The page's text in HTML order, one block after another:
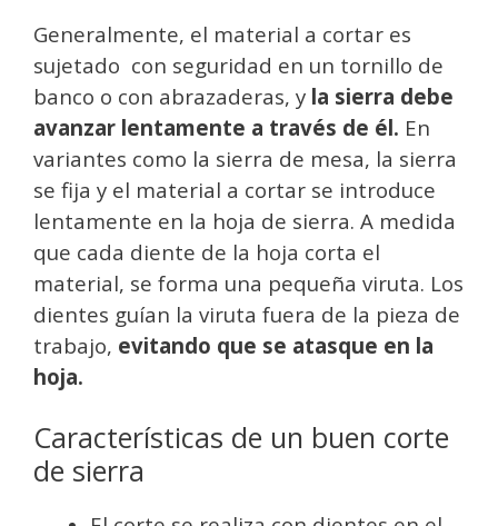
Generalmente, el material a cortar es
sujetado con seguridad en un tornillo de
banco o con abrazaderas, y la sierra debe
avanzar lentamente a través de él. En
variantes como la sierra de mesa, la sierra
se fija y el material a cortar se introduce
lentamente en la hoja de sierra. A medida
que cada diente de la hoja corta el
material, se forma una pequeña viruta. Los
dientes guían la viruta fuera de la pieza de
trabajo, evitando que se atasque en la
hoja.
Características de un buen corte
de sierra